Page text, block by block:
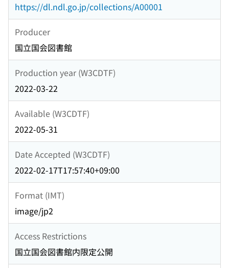
https://dl.ndl.go.jp/collections/A00001
Producer
国立国会図書館
Production year (W3CDTF)
2022-03-22
Available (W3CDTF)
2022-05-31
Date Accepted (W3CDTF)
2022-02-17T17:57:40+09:00
Format (IMT)
image/jp2
Access Restrictions
国立国会図書館内限定公開